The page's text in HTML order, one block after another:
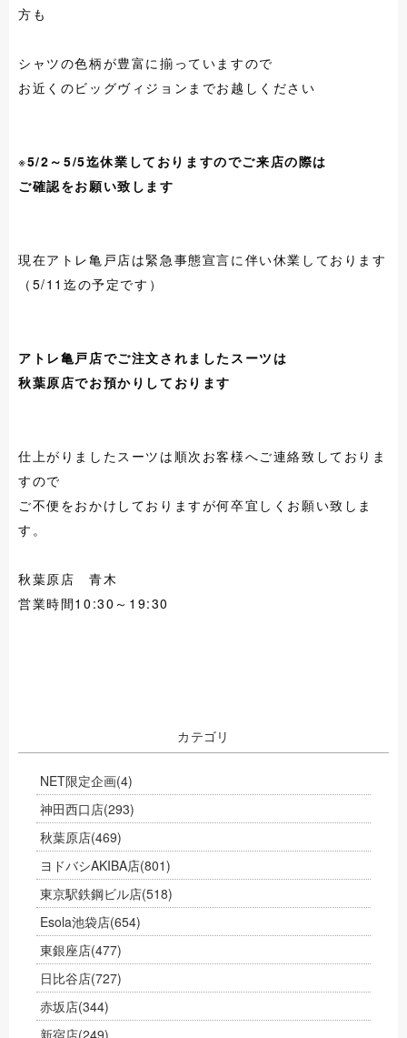
方も
シャツの色柄が豊富に揃っていますので
お近くのビッグヴィジョンまでお越しください
※5/2～5/5迄休業しておりますのでご来店の際は
ご確認をお願い致します
現在アトレ亀戸店は緊急事態宣言に伴い休業しております
（5/11迄の予定です）
アトレ亀戸店でご注文されましたスーツは
秋葉原店でお預かりしております
仕上がりましたスーツは順次お客様へご連絡致しておりま
すので
ご不便をおかけしておりますが何卒宜しくお願い致しま
す。
秋葉原店 青木
営業時間10:30～19:30
カテゴリ
NET限定企画(4)
神田西口店(293)
秋葉原店(469)
ヨドバシAKIBA店(801)
東京駅鉄鋼ビル店(518)
Esola池袋店(654)
東銀座店(477)
日比谷店(727)
赤坂店(344)